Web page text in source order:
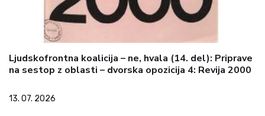
Ljudskofrontna koalicija – ne, hvala (14. del): Priprave
na sestop z oblasti – dvorska opozicija 4: Revija 2000
13. 07. 2026